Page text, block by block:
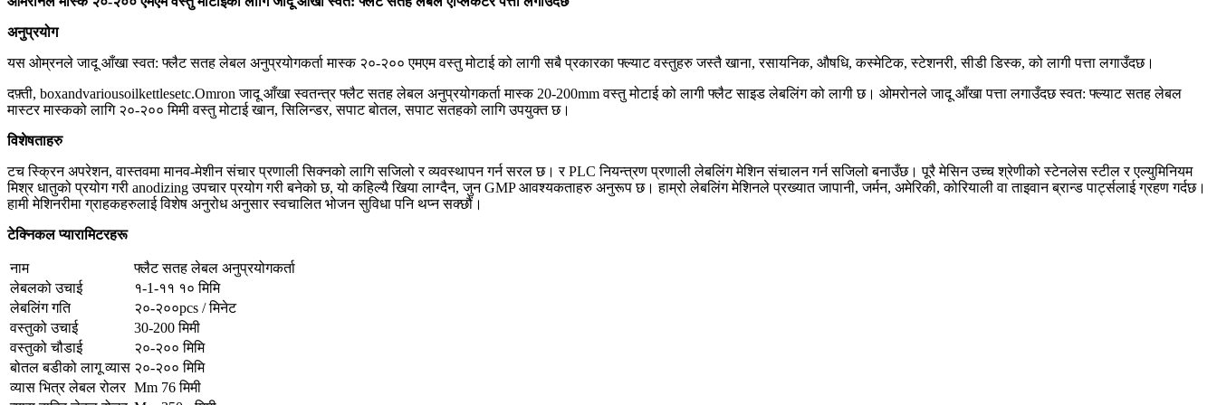
अनुप्रयोग
यस ओम्रनले जादू आँखा स्वत: फ्लैट सतह लेबल अनुप्रयोगकर्ता मास्क २०-२०० एमएम वस्तु मोटाई को लागी सबै प्रकारका फ्ल्याट वस्तुहरु जस्तै खाना, रसायनिक, औषधि, कस्मेटिक, स्टेशनरी, सीडी डिस्क, को लागी पत्ता लगाउँदछ।
दफ़्ती, boxandvariousoilkettlesetc.Omron जादू आँखा स्वतन्त्र फ्लैट सतह लेबल अनुप्रयोगकर्ता मास्क 20-200mm वस्तु मोटाई को लागी फ्लैट साइड लेबलिंग को लागी छ। ओमरोनले जादू आँखा पत्ता लगाउँदछ स्वत: फ्ल्याट सतह लेबल
मास्टर मास्कको लागि २०-२०० मिमी वस्तु मोटाई खान, सिलिन्डर, सपाट बोतल, सपाट सतहको लागि उपयुक्त छ।
विशेषताहरु
टच स्क्रिन अपरेशन, वास्तवमा मानव-मेशीन संचार प्रणाली सिक्नको लागि सजिलो र व्यवस्थापन गर्न सरल छ। र PLC नियन्त्रण प्रणाली लेबलिंग मेशिन संचालन गर्न सजिलो बनाउँछ। पूरै मेसिन उच्च श्रेणीको स्टेनलेस स्टील र एल्युमिनियम
मिश्र धातुको प्रयोग गरी anodizing उपचार प्रयोग गरी बनेको छ, यो कहिल्यै खिया लाग्दैन, जुन GMP आवश्यकताहरु अनुरूप छ। हाम्रो लेबलिंग मेशिनले प्रख्यात जापानी, जर्मन, अमेरिकी, कोरियाली वा ताइवान ब्रान्ड पार्ट्सलाई ग्रहण गर्दछ।
हामी मेशिनरीमा ग्राहकहरुलाई विशेष अनुरोध अनुसार स्वचालित भोजन सुविधा पनि थप्न सक्छौं।
टेक्निकल प्यारामिटरहरू
नाम
फ्लैट सतह लेबल अनुप्रयोगकर्ता
लेबलको उचाई
१-1-११ १० मिमि
लेबलिंग गति
२०-२००pcs / मिनेट
वस्तुको उचाई
30-200 मिमी
वस्तुको चौडाई
२०-२०० मिमि
बोतल बडीको लागू व्यास २०-२०० मिमि
व्यास भित्र लेबल रोलर Mm 76 मिमी